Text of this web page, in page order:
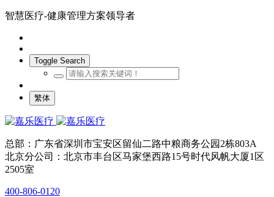
智慧医疗-健康管理方案领导者
Toggle Search
繁体
总部：广东省深圳市宝安区留仙二路中粮商务公园2栋803A
北京分公司：北京市丰台区马家堡西路15号时代风帆大厦1区
2505室
400-806-0120